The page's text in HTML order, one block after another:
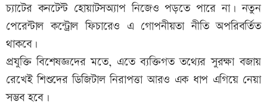
চ্যাটের কনটেন্ট হোয়াটসঅ্যাপ নিজেও পড়তে পারে না। নতুন
পেরেন্টাল কন্ট্রোল ফিচারেও এ গোপনীয়তা নীতি অপরিবর্তিত
থাকবে।
প্রযুক্তি বিশেষজ্ঞদের মতে, এতে ব্যক্তিগত তথ্যের সুরক্ষা বজায়
রেখেই শিশুদের ডিজিটাল নিরাপত্তা আরও এক ধাপ এগিয়ে নেয়া
সম্ভব হবে।